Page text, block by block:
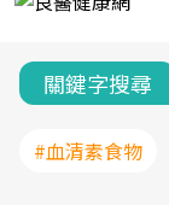
關鍵字搜尋
#血清素食物